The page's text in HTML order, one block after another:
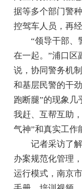
据等多个部门警
控驾车人员，再
“领导干部、警
在一起。”浦口区
说，协同警务机
和基层民警的干
跑断腿”的现象几
我赶、互帮互助
气神”和真实工作
记者采访了解
办案规范化管理
运行模式，南京